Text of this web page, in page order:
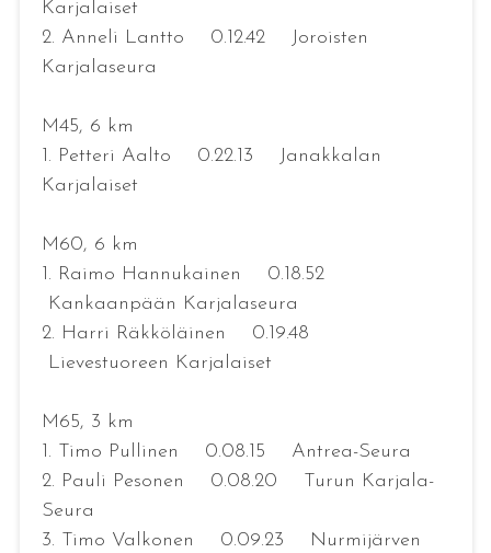
Karjalaiset
2. Anneli Lantto 0.12.42 Joroisten
Karjalaseura
M45, 6 km
1. Petteri Aalto 0.22.13 Janakkalan
Karjalaiset
M60, 6 km
1. Raimo Hannukainen 0.18.52
Kankaanpään Karjalaseura
2. Harri Räkköläinen 0.19.48
Lievestuoreen Karjalaiset
M65, 3 km
1. Timo Pullinen 0.08.15 Antrea-Seura
2. Pauli Pesonen 0.08.20 Turun Karjala-
Seura
3. Timo Valkonen 0.09.23 Nurmijärven